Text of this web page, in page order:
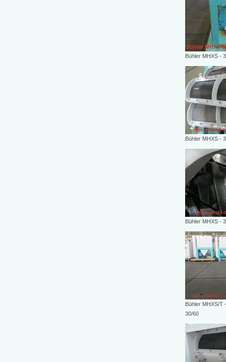
Bühler MHXS -
Bühler MHXS -
Bühler MHXS -
Bühler MHXS/T
30/60